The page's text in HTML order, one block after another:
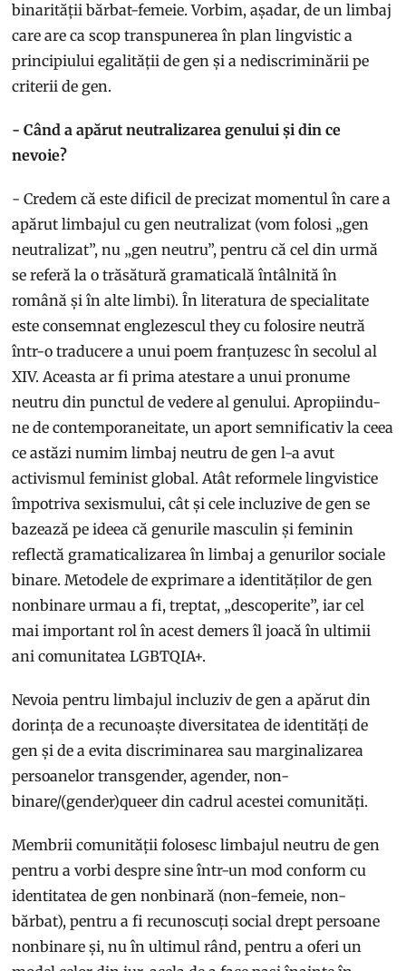
binarității bărbat-femeie. Vorbim, așadar, de un limbaj
care are ca scop transpunerea în plan lingvistic a
principiului egalității de gen și a nediscriminării pe
criterii de gen.
- Când a apărut neutralizarea genului și din ce
nevoie?
- Credem că este dificil de precizat momentul în care a
apărut limbajul cu gen neutralizat (vom folosi „gen
neutralizat”, nu „gen neutru”, pentru că cel din urmă
se referă la o trăsătură gramaticală întâlnită în
română și în alte limbi). În literatura de specialitate
este consemnat englezescul they cu folosire neutră
într-o traducere a unui poem franțuzesc în secolul al
XIV. Aceasta ar fi prima atestare a unui pronume
neutru din punctul de vedere al genului. Apropiindu-
ne de contemporaneitate, un aport semnificativ la ceea
ce astăzi numim limbaj neutru de gen l-a avut
activismul feminist global. Atât reformele lingvistice
împotriva sexismului, cât și cele incluzive de gen se
bazează pe ideea că genurile masculin și feminin
reflectă gramaticalizarea în limbaj a genurilor sociale
binare. Metodele de exprimare a identităților de gen
nonbinare urmau a fi, treptat, „descoperite”, iar cel
mai important rol în acest demers îl joacă în ultimii
ani comunitatea LGBTQIA+.
Nevoia pentru limbajul incluziv de gen a apărut din
dorința de a recunoaște diversitatea de identități de
gen și de a evita discriminarea sau marginalizarea
persoanelor transgender, agender, non-
binare/(gender)queer din cadrul acestei comunități.
Membrii comunității folosesc limbajul neutru de gen
pentru a vorbi despre sine într-un mod conform cu
identitatea de gen nonbinară (non-femeie, non-
bărbat), pentru a fi recunoscuți social drept persoane
nonbinare și, nu în ultimul rând, pentru a oferi un